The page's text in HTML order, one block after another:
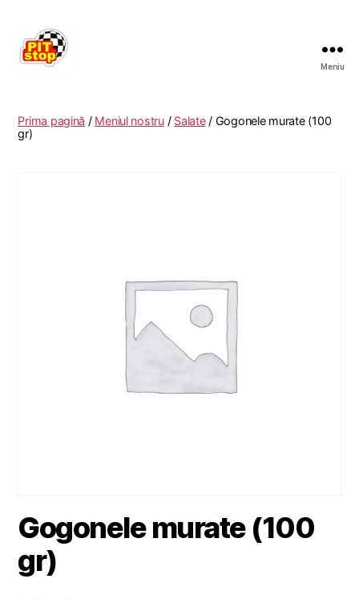
RASNOV
Meniu
Prima pagină / Meniul nostru/ Salate/ Gogonele murate (100
gr)
Gogonele murate (100
gr)